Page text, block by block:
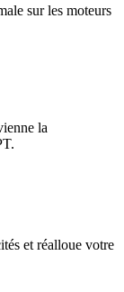
sur les moteurs
la
et réalloue votre